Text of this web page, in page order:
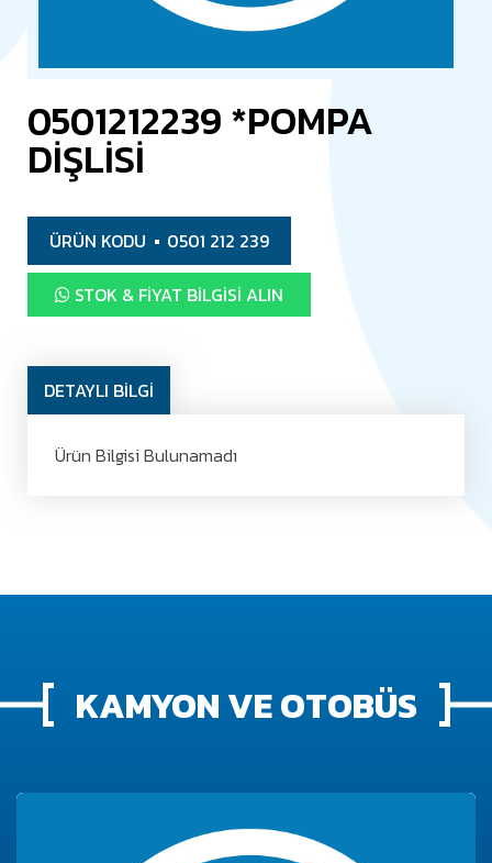
0501212239 *POMPA
DİŞLİSİ
ÜRÜN KODU 0501 212 239
STOK & FIYAT BILGISI ALIN
DETAYLI BİLGİ
Ürün Bilgisi Bulunamadı
KAMYON VE OTOBÜS